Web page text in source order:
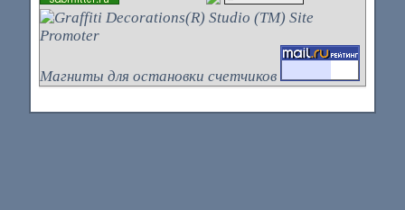
Магниты для остановки счетчиков